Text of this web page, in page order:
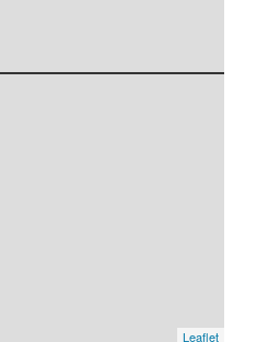
OpenStreetMap
Leaflet